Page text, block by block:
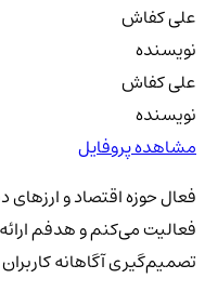
علی کفاش
نویسنده
علی کفاش
نویسنده
مشاهده پروفایل
فعال حوزه اقتصاد و ارزهای
فعالیت می‌کنم و هدفم
تصمیم‌گیری آگاهانه